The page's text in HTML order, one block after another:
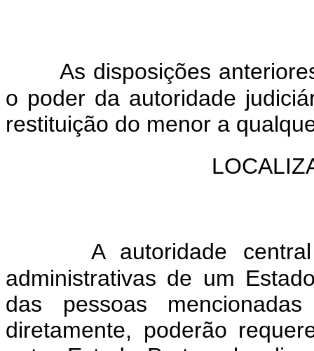
As disposições
o poder da autoridade
restituição do menor a
A autoridade
administrativas de um
das pessoas
diretamente, poderão